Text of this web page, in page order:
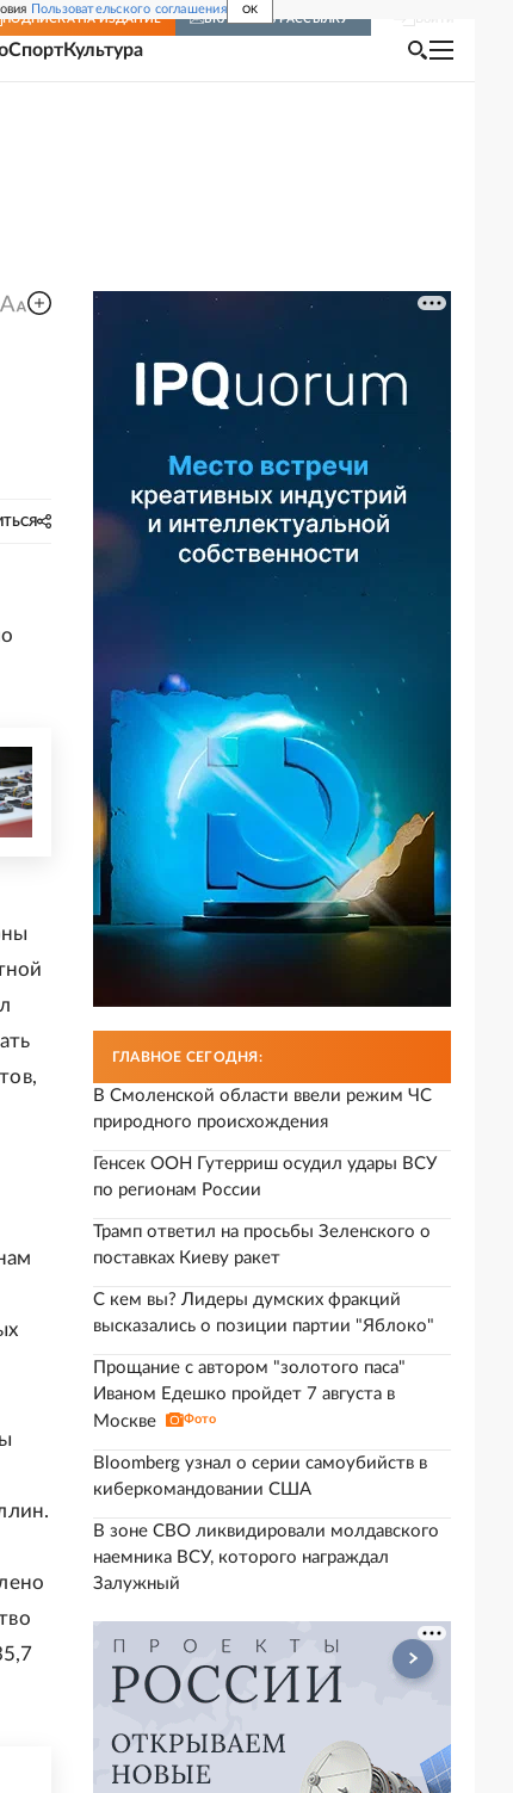
Пользовательского соглашения OK
ПОДПИСКА НА ИЗДАНИЕ ВКЛЮЧИТЬ РАССЫЛКУ
СпортКультура
ГЛАВНОЕ СЕГОДНЯ:
В Смоленской области ввели режим ЧС
природного происхождения
Генсек ООН Гутерриш осудил удары ВСУ
по регионам России
Трамп ответил на просьбы Зеленского о
поставках Киеву ракет
С кем вы? Лидеры думских фракций
высказались о позиции партии "Яблоко"
Прощание с автором "золотого паса"
Иваном Едешко пройдет 7 августа в
Москве
Фото
Bloomberg узнал о серии самоубийств в
киберкомандовании США
В зоне СВО ликвидировали молдавского
наемника ВСУ, которого награждал
Залужный